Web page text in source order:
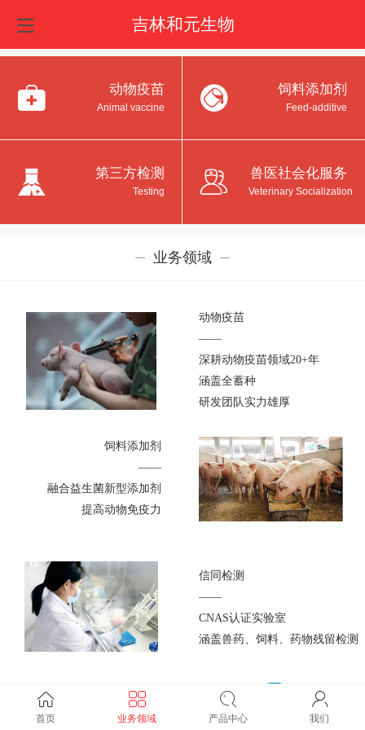
吉林和元生物
动物疫苗
Animal vaccine
饲料添加剂
Feed-additive
第三方检测
Testing
兽医社会化服务
Veterinary Socialization
业务领域
动物疫苗
——
深耕动物疫苗领域20+年
涵盖全蓄种
研发团队实力雄厚
饲料添加剂
——
融合益生菌新型添加剂
提高动物免疫力
信同检测
——
CNAS认证实验室
涵盖兽药、饲料、药物残留检测
兽医社会化服务
——
首页 业务领域 产品中心 我们